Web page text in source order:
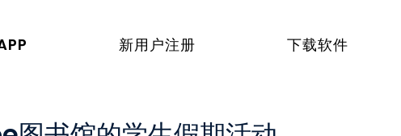
新用户注册 下载软件